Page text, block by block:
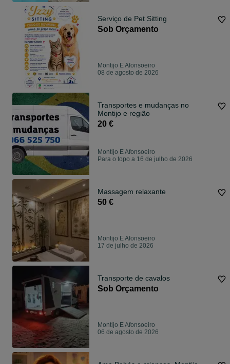
Serviço de Pet Sitting
Sob Orçamento
Montijo E Afonsoeiro
08 de agosto de 2026
Transportes e mudanças no
Montijo e região
20 €
Montijo E Afonsoeiro
Para o topo a 16 de julho de 2026
Massagem relaxante
50 €
Montijo E Afonsoeiro
17 de julho de 2026
Transporte de cavalos
Sob Orçamento
Montijo E Afonsoeiro
06 de agosto de 2026